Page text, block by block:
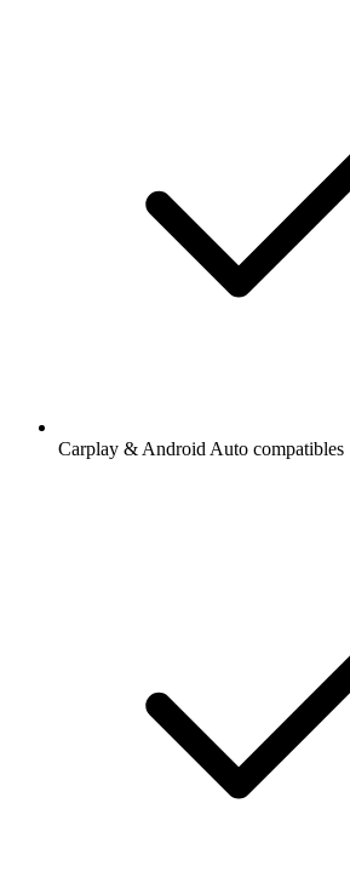
Carplay & Android Auto compatibles